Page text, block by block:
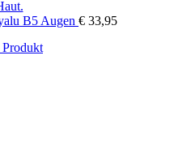
B5 Augen € 33,95